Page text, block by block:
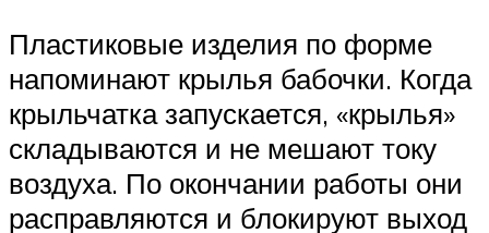
Пластиковые изделия по форме
напоминают крылья бабочки. Когда
крыльчатка запускается, «крылья»
складываются и не мешают току
воздуха. По окончании работы они
расправляются и блокируют выход